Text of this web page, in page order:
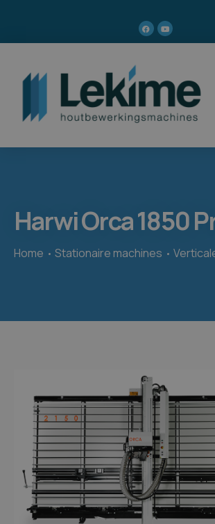
Harwi Orca 1850
Home Stationaire machines Verticale